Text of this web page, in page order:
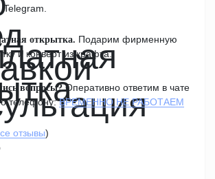
Telegram.
открытка. Подарим фирменную
и конверт из крафта.
вопросы?Оперативно ответим в чате
телефону:ВРЕМЕННО НЕ РАБОТАЕМ
отзывы)